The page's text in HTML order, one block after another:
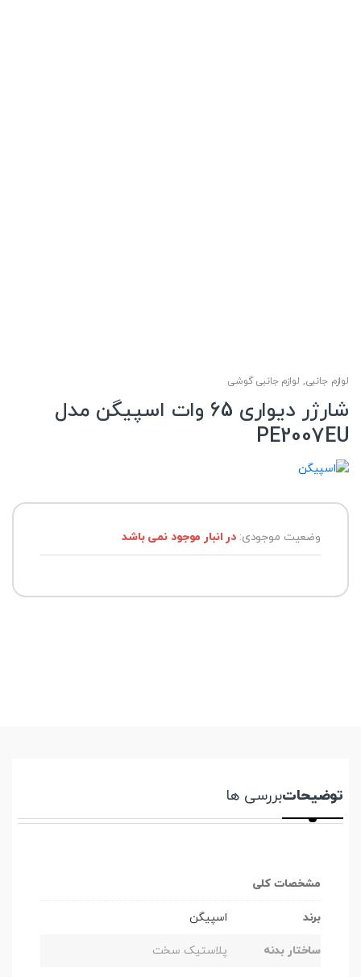
لوازم جانبی, لوازم جانبی گوشی
شارژر دیواری 65 وات اسپیگن مدل
PE2007EU
وضعیت موجودی:در انبار موجود نمی باشد
توضیحاتبررسی ها
مشخصات کلی
برند اسپیگن
ساختار بدنه پلاستیک سخت